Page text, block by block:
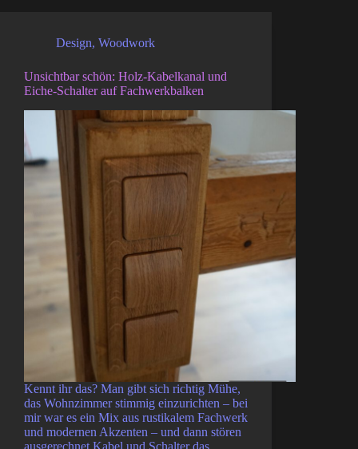
Design, Woodwork
Unsichtbar schön: Holz-Kabelkanal und
Eiche-Schalter auf Fachwerkbalken
Kennt ihr das? Man gibt sich richtig Mühe,
das Wohnzimmer stimmig einzurichten – bei
mir war es ein Mix aus rustikalem Fachwerk
und modernen Akzenten – und dann stören